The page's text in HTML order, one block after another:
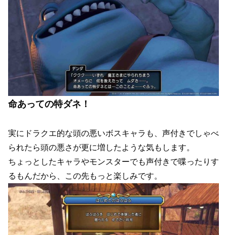
命あっての特ダネ！
実にドラクエ的な頭の悪いボスキャラも、声付きでしゃべ
られたら頭の悪さが更に増したような気もします。
ちょっとしたキャラやモンスターでも声付きで喋ったりす
るもんだから、この先もっと楽しみです。